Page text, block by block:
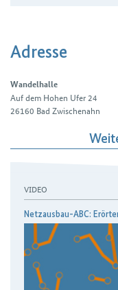
Adresse
Wandelhalle
Auf dem Hohen Ufer 24
26160 Bad Zwischenahn
VIDEO
Netzausbau-ABC: